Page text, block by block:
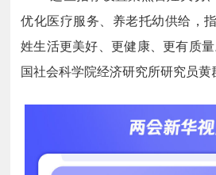
优化医疗服务、养老托幼供给，
姓生活更美好、更健康、更有质
国社会科学院经济研究所研究员黄